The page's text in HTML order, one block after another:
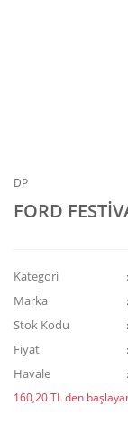
DP
FORD
Kategori
Marka
Stok Kodu
Fiyat
Havale
160,20 TL den